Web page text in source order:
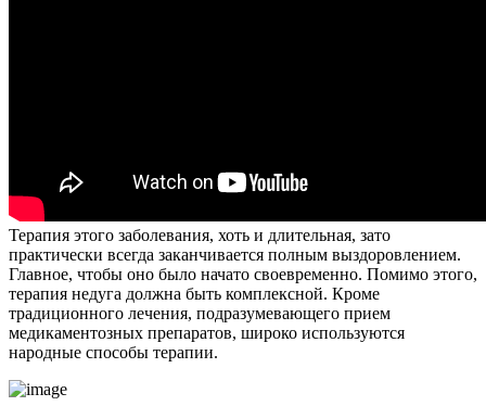
Терапия этого заболевания, хоть и длительная, зато
практически всегда заканчивается полным выздоровлением.
Главное, чтобы оно было начато своевременно. Помимо этого,
терапия недуга должна быть комплексной. Кроме
традиционного лечения, подразумевающего прием
медикаментозных препаратов, широко используются
народные способы терапии.